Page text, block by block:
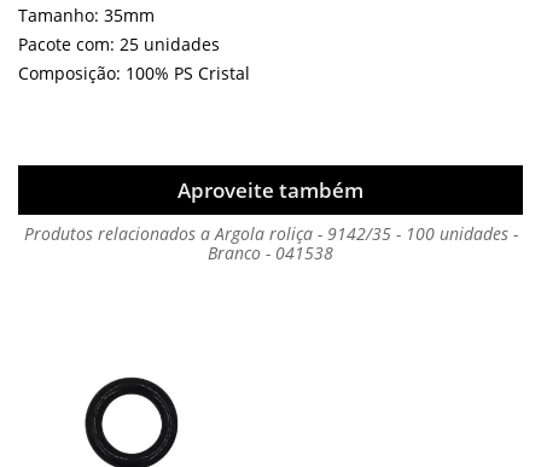
Tamanho: 35mm
Pacote com: 25 unidades
Composição: 100% PS Cristal
Aproveite também
Produtos relacionados a Argola roliça - 9142/35 - 100 unidades -
Branco - 041538